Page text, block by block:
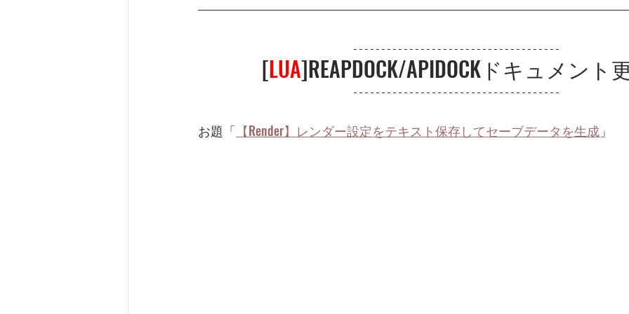
[LUA]REAPDOCK/APIDOCKドキュメント
お題「 【Render】レンダー設定をテキスト保存してセーブデータを生成 」